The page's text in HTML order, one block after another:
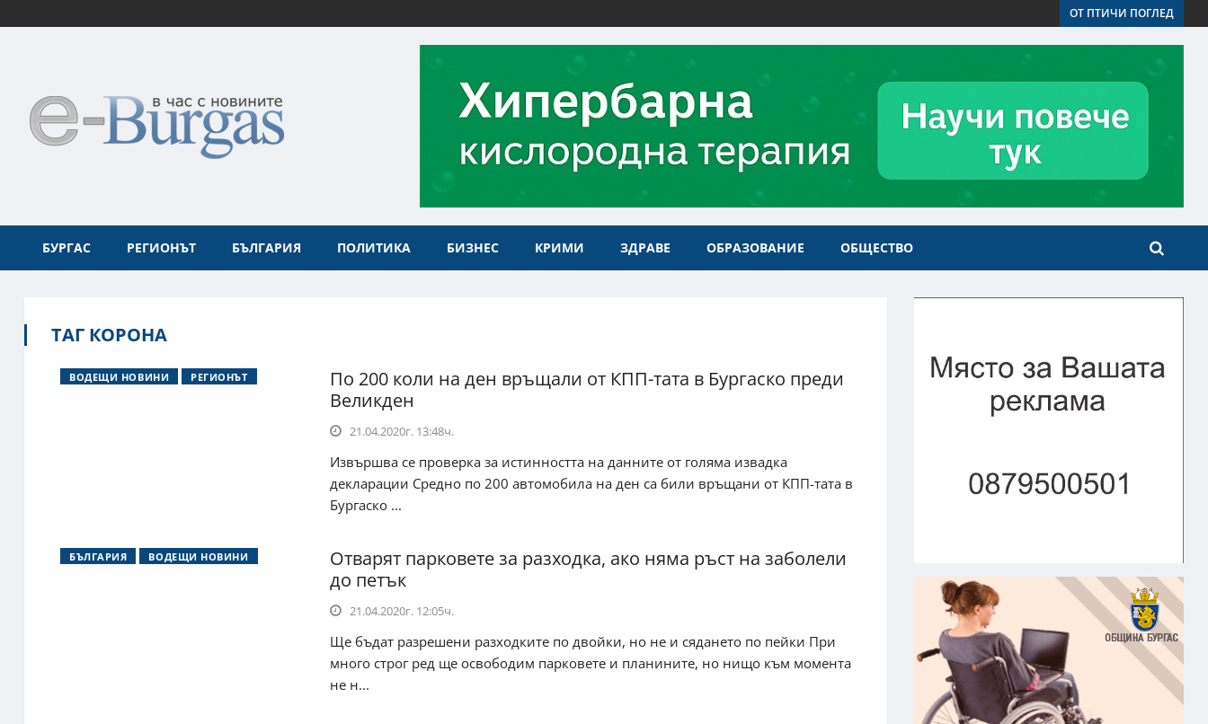
ОТ ПТИЧИ ПОГЛЕД
БУРГАС РЕГИОНЪТ БЪЛГАРИЯ ПОЛИТИКА БИЗНЕС КРИМИ ЗДРАВЕ ОБРАЗОВАНИЕ ОБЩЕСТВО
ТАГ КОРОНА
ВОДЕЩИ НОВИНИ РЕГИОНЪТ
По 200 коли на ден връщали от КПП-тата в Бургаско преди
Великден
21.04.2020г. 13:48ч.
Извършва се проверка за истинността на данните от голяма извадка
декларации Средно по 200 автомобила на ден са били връщани от КПП-тата в
Бургаско ...
БЪЛГАРИЯ ВОДЕЩИ НОВИНИ
Отварят парковете за разходка, ако няма ръст на заболели
до петък
21.04.2020г. 12:05ч.
Ще бъдат разрешени разходките по двойки, но не и сядането по пейки При
много строг ред ще освободим парковете и планините, но нищо към момента
не н...